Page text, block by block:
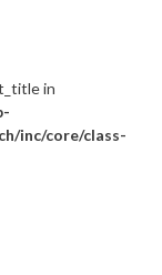
in
inc/core/class-